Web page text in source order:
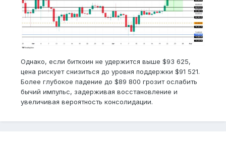
Однако, если биткоин не удержится выше $93 625,
цена рискует снизиться до уровня поддержки $91 521.
Более глубокое падение до $89 800 грозит ослабить
бычий импульс, задерживая восстановление и
увеличивая вероятность консолидации.